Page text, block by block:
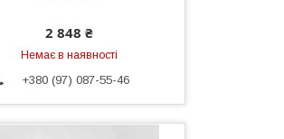
2 848 ₴
Немає в наявності
+380 (97) 087-55-46